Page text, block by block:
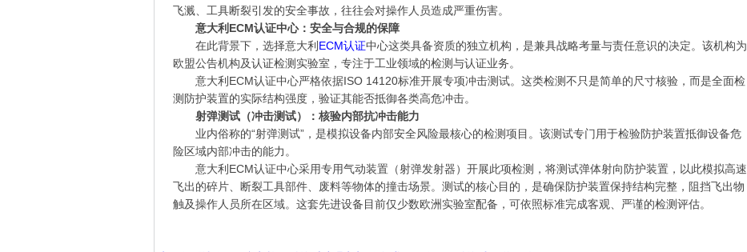
飞溅、工具断裂引发的安全事故，往往会对操作人员造成严重伤害。
意大利ECM认证中心：安全与合规的保障
在此背景下，选择意大利 ECM认证中心这类具备资质的独立机构，是兼具战略考量与责任意识的决定。该机构为
欧盟公告机构及认证检测实验室，专注于工业领域的检测与认证业务。
意大利ECM认证中心严格依据ISO 14120标准开展专项冲击测试。这类检测不只是简单的尺寸核验，而是全面检
测防护装置的实际结构强度，验证其能否抵御各类高危冲击。
射弹测试（冲击测试）：核验内部抗冲击能力
业内俗称的“射弹测试”，是模拟设备内部安全风险最核心的检测项目。该测试专门用于检验防护装置抵御设备危
险区域内部冲击的能力。
意大利ECM认证中心采用专用气动装置（射弹发射器）开展此项检测，将测试弹体射向防护装置，以此模拟高速
飞出的碎片、断裂工具部件、废料等物体的撞击场景。测试的核心目的，是确保防护装置保持结构完整，阻挡飞出物
触及操作人员所在区域。这套先进设备目前仅少数欧洲实验室配备，可依照标准完成客观、严谨的检测评估。